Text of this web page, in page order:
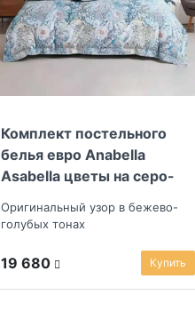
Комплект постельного
белья евро Anabella
Asabella цветы на серо-
простыня
Оригинальный узор в бежево-
голубых тонах
19 680 Купить